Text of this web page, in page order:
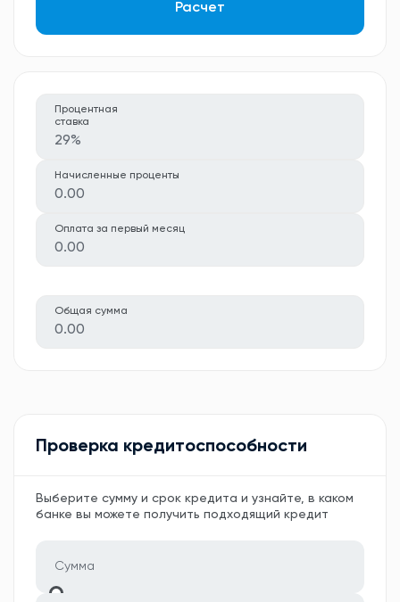
Расчет
Процентная
ставка
29%
Начисленные проценты
0.00
Оплата за первый месяц
0.00
Общая сумма
0.00
Проверка кредитоспособности
Выберите сумму и срок кредита и узнайте, в каком
банке вы можете получить подходящий кредит